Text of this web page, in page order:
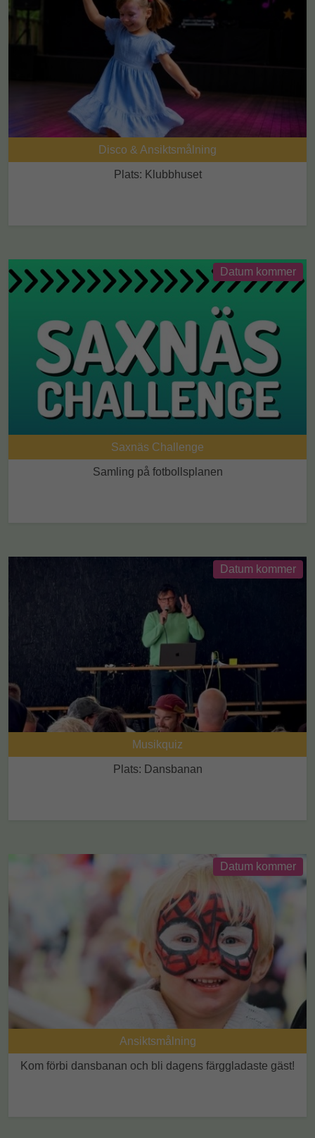
Disco & Ansiktsmålning
Plats: Klubbhuset
Datum kommer
Saxnäs Challenge
Samling på fotbollsplanen
Datum kommer
Musikquiz
Plats: Dansbanan
Datum kommer
Ansiktsmålning
Kom förbi dansbanan och bli dagens färggladaste gäst!